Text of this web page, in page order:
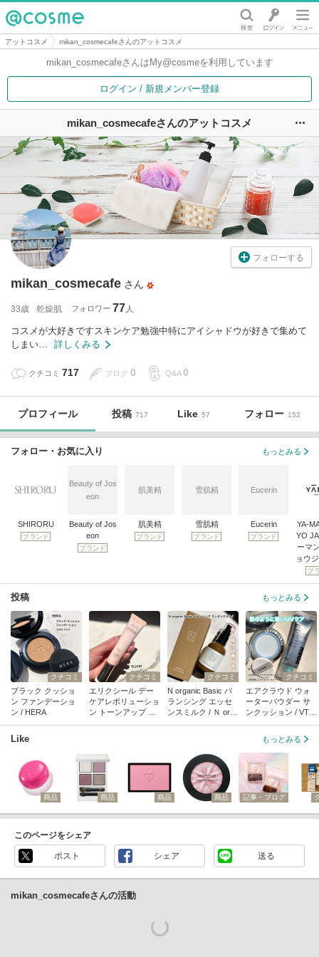
@cosme
アットコスメ mikan_cosmecafeさんのアットコスメ
mikan_cosmecafeさんは My@cosmeを利用しています
ログイン / 新規メンバー登録
mikan_cosmecafeさんのアットコスメ
フォローする
mikan_cosmecafe さん
33歳 乾燥肌 フォロワー 77
コスメが大好きですスキンケア勉強中特にアイシャドウが好きで集めて
しまい…
詳しくみる
クチコミ 717 ブログ 0 Q&A 0
プロフィール 投稿 717 Like 57 フォロー 152
フォロー・お気に入り もっとみる
SHIRORU
ブランド
Beauty of Jos
eon
Beauty of Jos
eon
ブランド
肌美精
肌美精
ブランド
雪肌精
雪肌精
ブランド
Eucerin
Eucerin
ブランド
YA-
YO
ーマ
ョウ
ブ
投稿 もっとみる
クチコミ
ブラック クッショ
ン ファンデーショ
ン / HERA
クチコミ
エリクシール デー
ケアレボリューショ
ン トーンアップ BE
クチコミ
N organic Basic バ
ランシング エッセ
ンスミルク / Ｎ orga
クチコミ
エアクラウド ウォ
ーターパウダー サ
ンクッション / VT
Like もっとみる
商品 商品 商品 商品 記事・ブログ
このページをシェア
ポスト シェア 送る
mikan_cosmecafeさんの活動